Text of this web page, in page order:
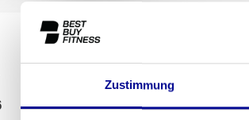
Zustimmung
EIGENSCHAFTEN